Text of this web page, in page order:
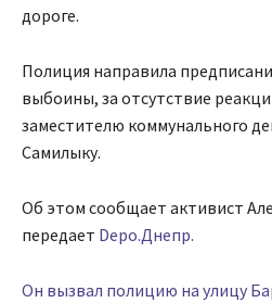
дороге.
Полиция направила
выбоины, за отсутствие
заместителю коммунального
Самилыку.
Об этом сообщает активист
передает Depo.Днепр.
Он вызвал полицию на улицу